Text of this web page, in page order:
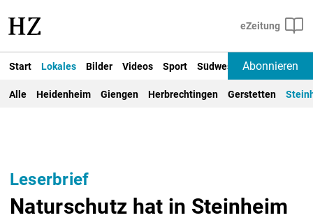
Start Lokales Bilder Videos Sport Südwest Deutschland
Abonnieren
Alle Heidenheim Giengen Herbrechtingen Gerstetten
Leserbrief
Naturschutz hat in Steinheim